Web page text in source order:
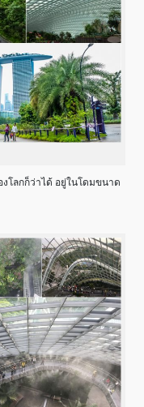
ลกก็ว่าได้ อยู่ในโดมขนาด